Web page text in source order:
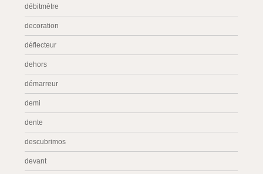
débitmètre
decoration
déflecteur
dehors
démarreur
demi
dente
descubrimos
devant